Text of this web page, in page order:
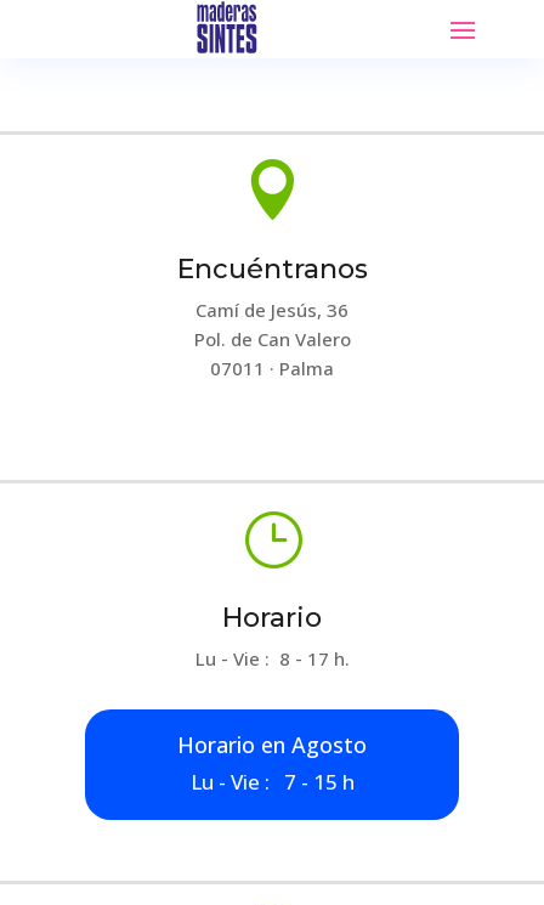

Encuéntranos
Camí de Jesús, 36
Pol. de Can Valero
07011 · Palma
}
Horario
Lu - Vie : 8 - 17 h.
Horario en Agosto
Lu - Vie : 7 - 15 h